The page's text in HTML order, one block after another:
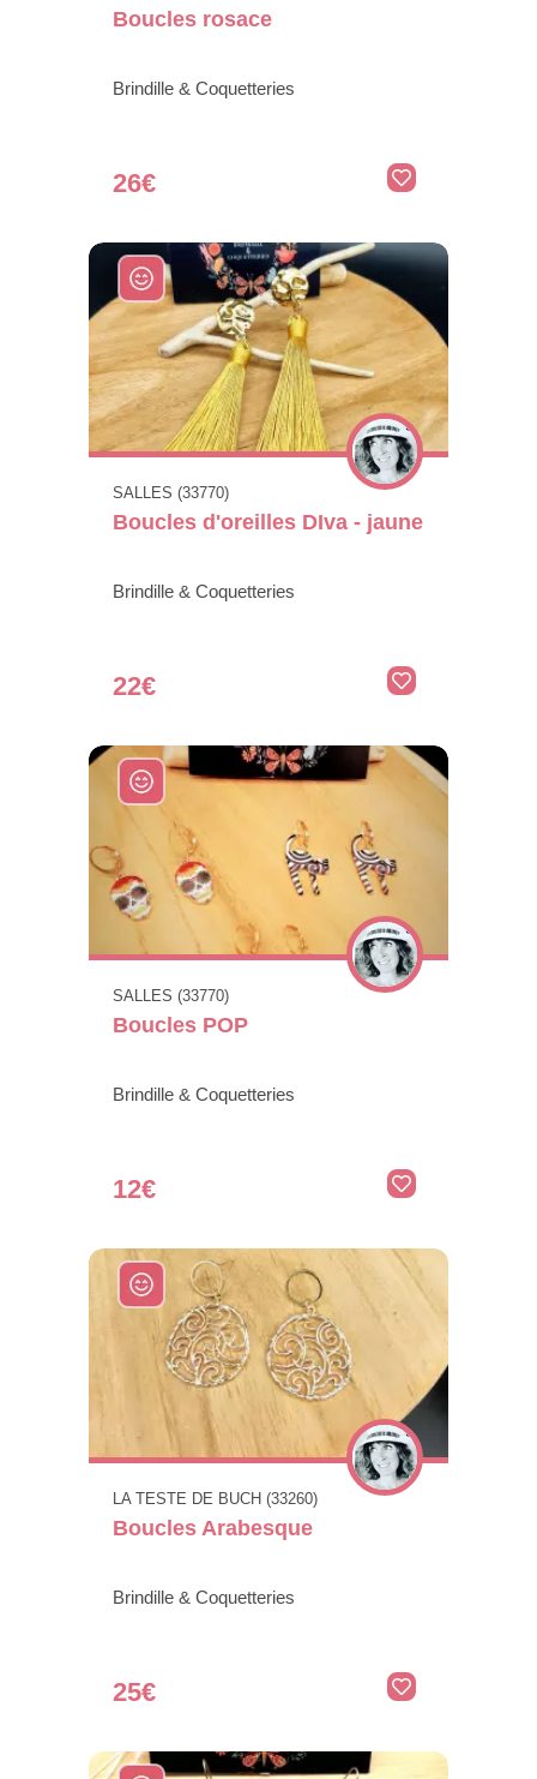
Boucles rosace
Brindille & Coquetteries
26€
SALLES (33770)
Boucles d'oreilles DIva - jaune
Brindille & Coquetteries
22€
SALLES (33770)
Boucles POP
Brindille & Coquetteries
12€
LA TESTE DE BUCH (33260)
Boucles Arabesque
Brindille & Coquetteries
25€